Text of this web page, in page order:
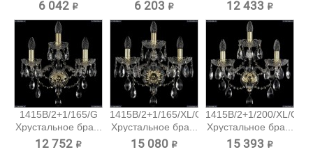
6 042 ₽ 6 203 ₽ 12 433 ₽
1415B/2+1/165/G
Хрустальное бра...
12 752 ₽
1415B/2+1/165/XL/G
Хрустальное бра...
15 080 ₽
1415B/2+1/200/XL/G
Хрустальное бра...
15 393 ₽